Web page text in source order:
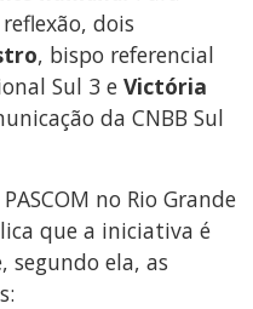
dois
, bispo referencial
Sul 3 e Victória
da CNBB Sul
no Rio Grande
que a iniciativa é
segundo ela, as